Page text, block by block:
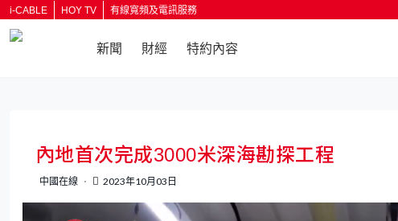
i-CABLE HOY TV 有線寬頻及電訊服務
新聞 財經 特約內容
內地首次完成3000米深海勘探工程
中國在線 2023年10月03日